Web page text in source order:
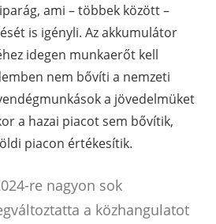
ami – többek között –
is igényli. Az akkumulátor
idegen munkaerőt kell
nem bővíti a nemzeti
a jövedelmüket
a hazai piacot sem bővítik,
piacon értékesítik.
re nagyon sok
a közhangulatot